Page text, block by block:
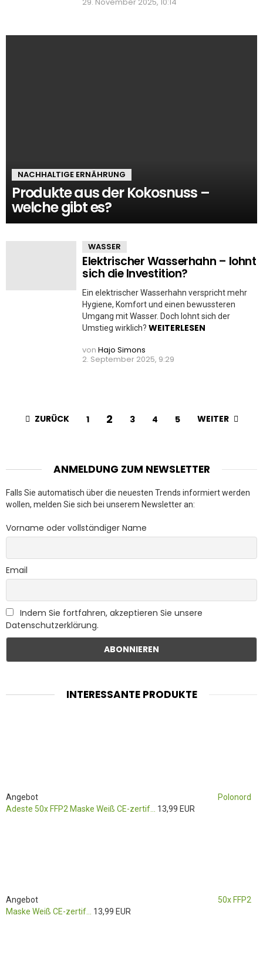
NACHHALTIGE ERNÄHRUNG
Produkte aus der Kokosnuss –
welche gibt es?
WASSER
Elektrischer Wasserhahn – lohnt
sich die Investition?
Ein elektrischer Wasserhahn verspricht mehr
Hygiene, Komfort und einen bewussteren
Umgang mit Wasser. Doch lohnt sich der
Umstieg wirklich? WEITERLESEN
von Hajo Simons
2. September 2025, 9:29
ZURÜCK 1 2 3 4 5 WEITER
ANMELDUNG ZUM NEWSLETTER
Falls Sie automatisch über die neuesten Trends informiert werden
wollen, melden Sie sich bei unserem Newsletter an:
Vorname oder vollständiger Name
Email
Indem Sie fortfahren, akzeptieren Sie unsere
Datenschutzerklärung.
INTERESSANTE PRODUKTE
Angebot
Polonord
Adeste 50x FFP2 Maske Weiß CE-zertif... 13,99 EUR
Angebot
50x FFP2
Maske Weiß CE-zertif... 13,99 EUR